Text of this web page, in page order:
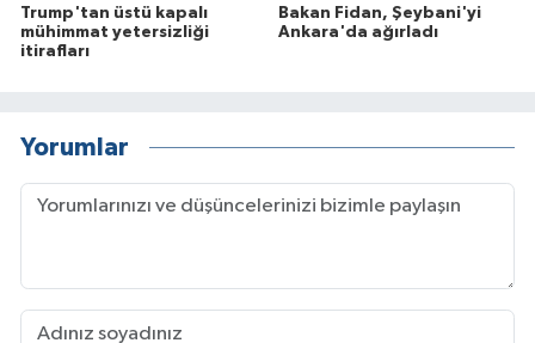
Trump'tan üstü kapalı
mühimmat yetersizliği
itirafları
Bakan Fidan, Şeybani'yi
Ankara'da ağırladı
Yorumlar